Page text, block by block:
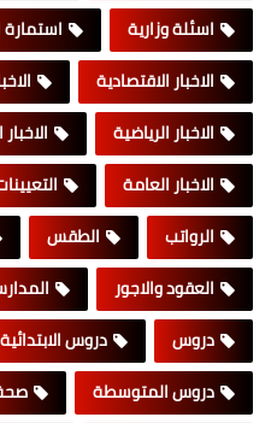
اسئلة وزارية
الاخبار الاقتصادية
الاخبار الرياضية
الاخبار العامة
الرواتب
الطقس
العقود والاجور
دروس
دروس الابتدائية
دروس المتوسطة